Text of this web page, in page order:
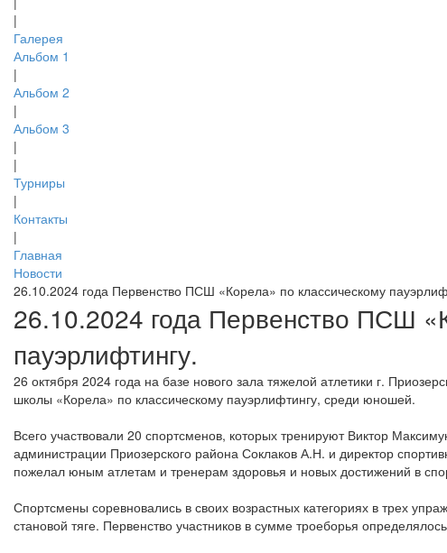
|
Галерея
Альбом 1
|
Альбом 2
|
Альбом 3
|
|
Турниры
|
Контакты
|
Главная
Новости
26.10.2024 года Первенство ПСШ «Корела» по классическому
26.10.2024 года Первенство ПСШ
пауэрлифтингу.
26 октября 2024 года на базе нового зала тяжелой атлетики г.
школы «Корела» по классическому пауэрлифтингу, среди юношей.
Всего участвовали 20 спортсменов, которых тренируют Виктор
администрации Приозерского района Соклаков А.Н. и директор
пожелал юным атлетам и тренерам здоровья и новых достижений в
Спортсмены соревновались в своих возрастных категориях в трех
становой тяге. Первенство участников в сумме троеборья